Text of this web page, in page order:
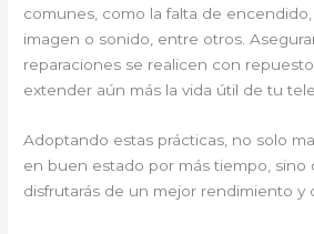
comunes, como la falta de
imagen o sonido, entre otros.
reparaciones se realicen con
extender aún más la vida útil de tu
Adoptando estas prácticas, no solo
en buen estado por más tiempo, sino
disfrutarás de un mejor rendimiento y